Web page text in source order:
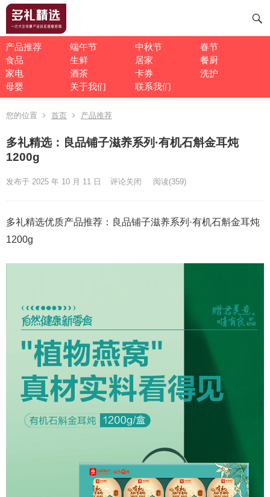
产品推荐 端午节 中秋节
春节
食品
生鲜 居家
餐厨
家电
酒茶 卡券
洗护
母婴
关于我们 联系我们
您的位置 首页 产品推荐
多礼精选：良品铺子滋养系列·有机石斛金耳炖
1200g
发布于 2025 年 10 月 11 日 评论关闭 阅读(359)
多礼精选优质产品推荐：良品铺子滋养系列·有机石斛金耳炖
1200g